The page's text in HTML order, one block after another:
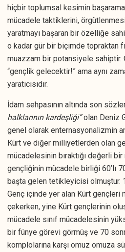
hiçbir toplumsal kesimin
mücadele taktiklerini,
yaratmayı başaran bir özelliğe
o kadar gür bir biçimde topraktan
muazzam bir potansiyele sahiptir.
“gençlik gelecektir!” ama aynı
yaratıcısıdır.
İdam sehpasının altında son
halklarının kardeşliği”olan Deniz
genel olarak enternasyonalizmin
Kürt ve diğer milliyetlerden olan
mücadelesinin bıraktığı değerli bir
gençliğinin mücadele birliği 60’lı
başta gelen tetikleyicisi olmuştur.
Genç içinde yer alan Kürt gençleri
çekerken, yine Kürt gençlerinin
mücadele sınıf mücadelesinin
bir fünye görevi görmüş ve 70
komplolarına karşı omuz omuza